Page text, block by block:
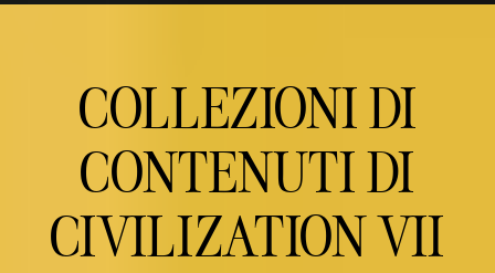
COLLEZIONI DI
CONTENUTI DI
CIVILIZATION VII